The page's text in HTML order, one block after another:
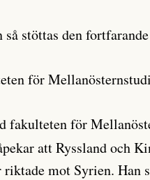
stöttas den
för
fakulteten för
att Ryssland och
mot Syrien. Han